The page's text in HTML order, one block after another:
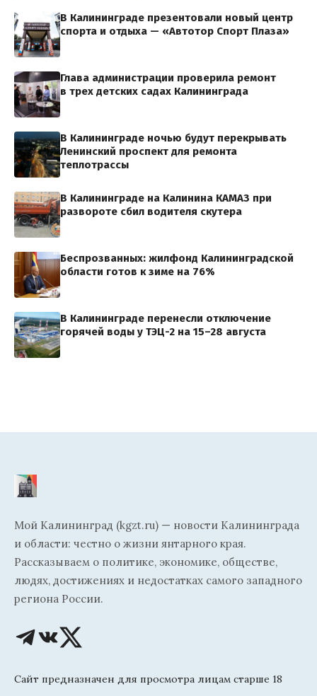
В Калининграде презентовали новый центр
спорта и отдыха — «Автотор Спорт Плаза»
Глава администрации проверила ремонт
в трех детских садах Калининграда
В Калининграде ночью будут перекрывать
Ленинский проспект для ремонта
теплотрассы
В Калининграде на Калинина КАМАЗ при
развороте сбил водителя скутера
Беспрозванных: жилфонд Калининградской
области готов к зиме на 76%
В Калининграде перенесли отключение
горячей воды у ТЭЦ-2 на 15–28 августа
Мой Калининград (kgzt.ru) — новости Калининграда
и области: честно о жизни янтарного края.
Рассказываем о политике, экономике, обществе,
людях, достижениях и недостатках самого западного
региона России.
Сайт предназначен для просмотра лицам старше 18